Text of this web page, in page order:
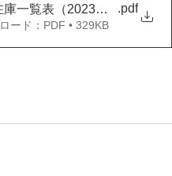
一覧表（2023年3月3日）
.pdf
ード：PDF • 329KB